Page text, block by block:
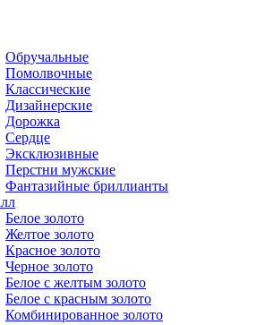
Обручальные
Помолвочные
Классические
Дизайнерские
Дорожка
Сердце
Эксклюзивные
Перстни мужские
Фантазийные бриллианты
Белое золото
Желтое золото
Красное золото
Черное золото
Белое с желтым золото
Белое с красным золото
Комбинированное золото